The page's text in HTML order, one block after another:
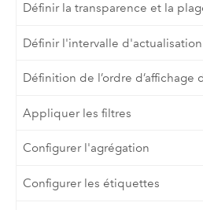
Définir la transparence et la
Définir l'intervalle d'actualisation
Définition de l’ordre d’affichage
Appliquer les filtres
Configurer l'agrégation
Configurer les étiquettes